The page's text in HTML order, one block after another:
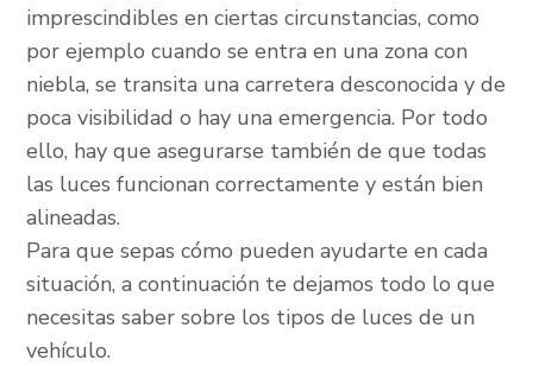
imprescindibles en ciertas circunstancias, como
por ejemplo cuando se entra en una zona con
niebla, se transita una carretera desconocida y de
poca visibilidad o hay una emergencia. Por todo
ello, hay que asegurarse también de que todas
las luces funcionan correctamente y están bien
alineadas.
Para que sepas cómo pueden ayudarte en cada
situación, a continuación te dejamos todo lo que
necesitas saber sobre los tipos de luces de un
vehículo.